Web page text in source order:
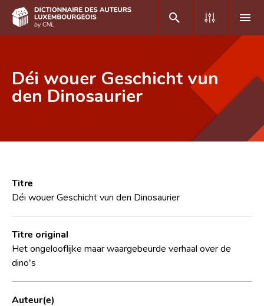
DE
Foire aux questions
CNL
Équipe scientifique
Contact
Déi wouer Geschicht vun
den Dinosaurier
Titre
Déi wouer Geschicht vun den Dinosaurier
Titre original
Het ongelooflijke maar waargebeurde verhaal over de
dino's
Auteur(e)